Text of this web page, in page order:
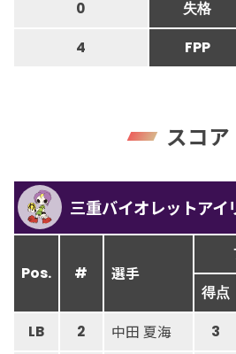
0 失格
4 FPP
スコア
三重バイオレットアイ
Pos. # 選手
得点
LB 2 中田 夏海 3